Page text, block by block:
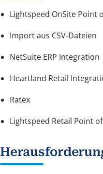
Lightspeed OnSite Point
Import aus CSV-Dateien
NetSuite ERP Integration
Heartland Retail
Ratex
Lightspeed Retail Point